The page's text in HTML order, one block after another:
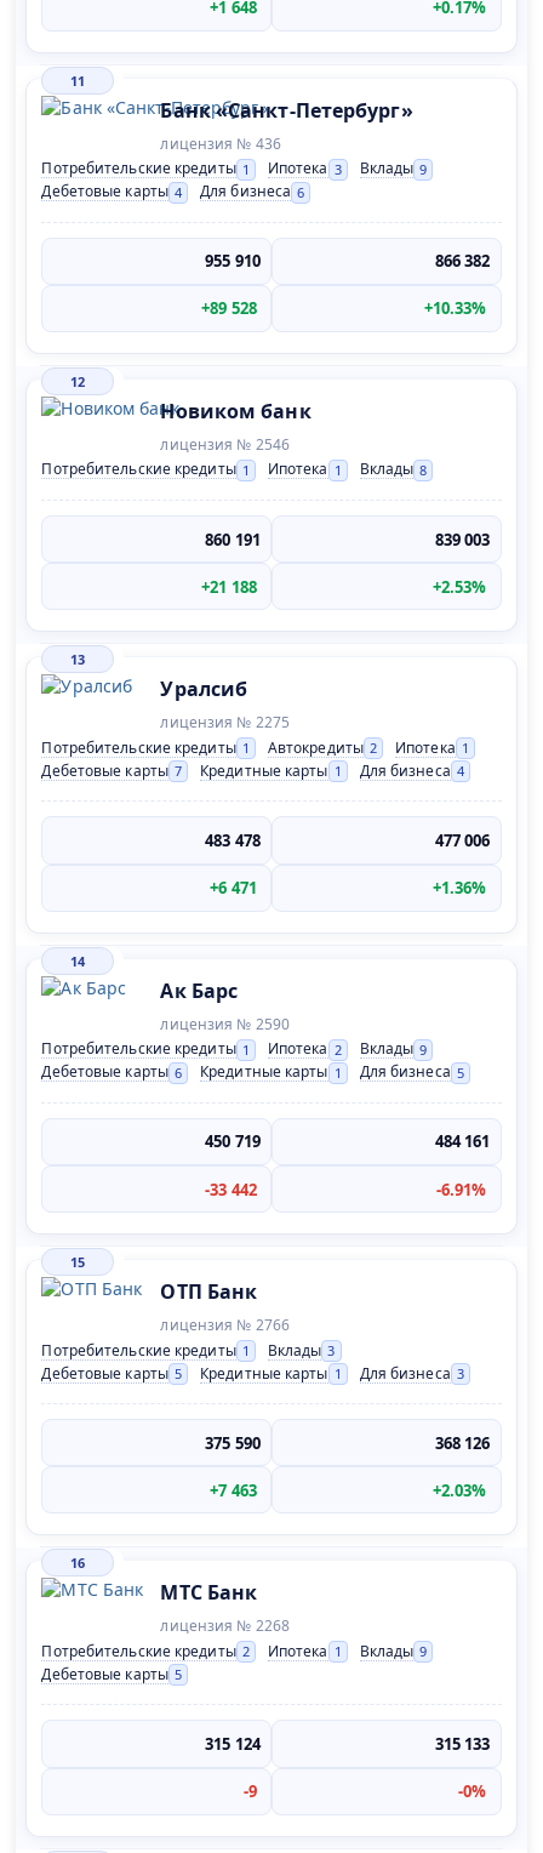
+1 648 +0.17%
11
Банк «Санкт-Петербург»
лицензия № 436
Потребительские кредиты 1 Ипотека 3 Вклады 9
Дебетовые карты 4 Для бизнеса 6
955 910 866 382
+89 528 +10.33%
12
Новиком банк
лицензия № 2546
Потребительские кредиты 1 Ипотека 1 Вклады 8
860 191 839 003
+21 188 +2.53%
13
Уралсиб
лицензия № 2275
Потребительские кредиты 1 Автокредиты 2 Ипотека 1
Дебетовые карты 7 Кредитные карты 1 Для бизнеса 4
483 478 477 006
+6 471 +1.36%
14
Ак Барс
лицензия № 2590
Потребительские кредиты 1 Ипотека 2 Вклады 9
Дебетовые карты 6 Кредитные карты 1 Для бизнеса 5
450 719 484 161
-33 442 -6.91%
15
ОТП Банк
лицензия № 2766
Потребительские кредиты 1 Вклады 3
Дебетовые карты 5 Кредитные карты 1 Для бизнеса 3
375 590 368 126
+7 463 +2.03%
16
МТС Банк
лицензия № 2268
Потребительские кредиты 2 Ипотека 1 Вклады 9
Дебетовые карты 5
315 124 315 133
-9 -0%